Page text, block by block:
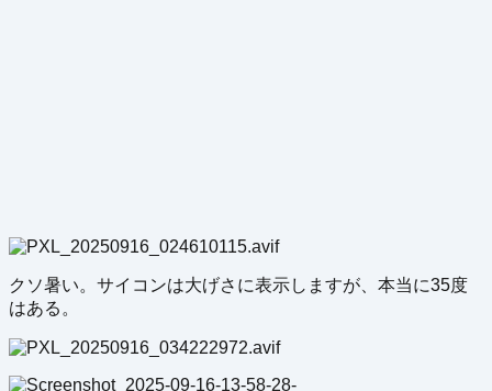
クソ暑い。サイコンは大げさに表示しますが、本当に35度
はある。